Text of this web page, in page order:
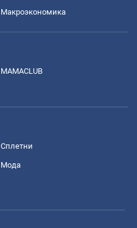
Mакроэкономика
MAMACLUB
Сплетни
Мода